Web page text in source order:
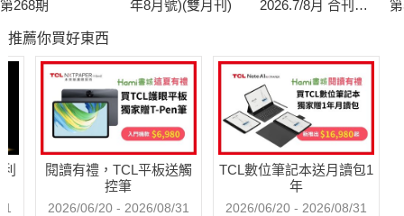
第268期
年8月號)(雙月刊)
2026.7/8月 合刊號
推薦你買好東西
閱讀有禮，TCL平板送觸
控筆
2026/06/20 - 2026/08/31
TCL數位筆記本送月讀包1
年
2026/06/20 - 2026/08/31